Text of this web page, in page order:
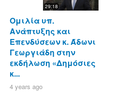
29:18
Ομιλία υπ.
Ανάπτυξης και
Επενδύσεων κ. Άδωνι
Γεωργιάδη στην
εκδήλωση «Δημόσιες
κ...
4 years ago